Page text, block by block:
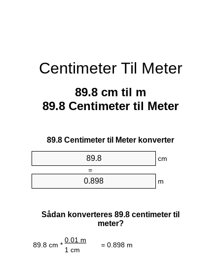
Centimeter Til Meter
89.8 cm til m
89.8 Centimeter til Meter
89.8 Centimeter til Meter konverter
cm
=
m
Sådan konverteres 89.8 centimeter til
meter?
89.8 cm *
0.01 m
= 0.898 m
1 cm